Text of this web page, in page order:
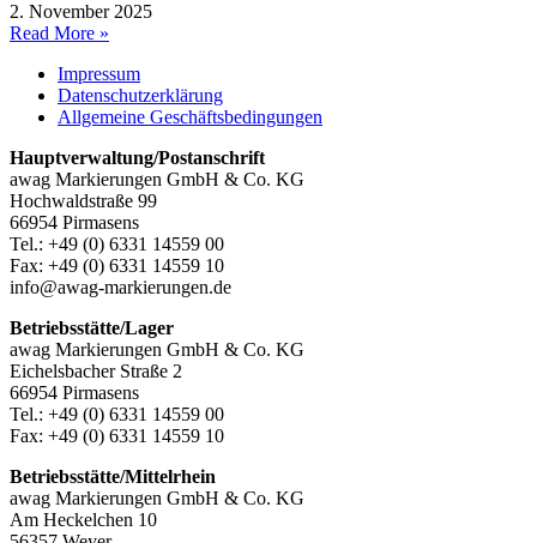
2. November 2025
Read More »
Impressum
Datenschutzerklärung
Allgemeine Geschäftsbedingungen
Hauptverwaltung/Postanschrift
awag Markierungen GmbH & Co. KG
Hochwaldstraße 99
66954 Pirmasens
Tel.: +49 (0) 6331 14559 00
Fax: +49 (0) 6331 14559 10
info@awag-markierungen.de
Betriebsstätte/Lager
awag Markierungen GmbH & Co. KG
Eichelsbacher Straße 2
66954 Pirmasens
Tel.: +49 (0) 6331 14559 00
Fax: +49 (0) 6331 14559 10
Betriebsstätte/Mittelrhein
awag Markierungen GmbH & Co. KG
Am Heckelchen 10